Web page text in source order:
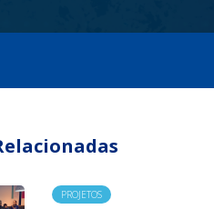
PROJETOS